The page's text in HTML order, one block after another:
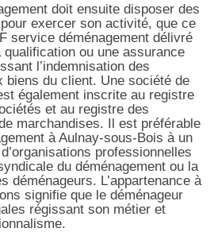
doit ensuite disposer des
exercer son activité, que ce
service déménagement délivré
qualification ou une assurance
l’indemnisation des
biens du client. Une société de
également inscrite au registre
et au registre des
marchandises. Il est préférable
à Aulnay-sous-Bois à un
professionnelles
du déménagement ou la
déménageurs. L’appartenance à
signifie que le déménageur
régissant son métier et